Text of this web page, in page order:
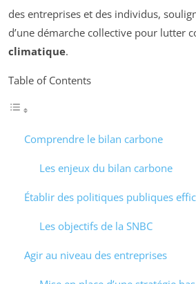
des entreprises et des individus,
d’une démarche collective pour lutter
climatique.
Table of Contents
Comprendre le bilan carbone
Les enjeux du bilan carbone
Établir des politiques publiques
Les objectifs de la SNBC
Agir au niveau des entreprises